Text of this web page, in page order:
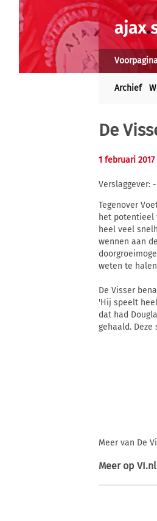
Archief
De
1 februari 2017
Verslaggever: -
Tegenover
het potentieel
heel veel
wennen aan
weten te
De Visser
'Hij speelt
dat had
gehaald.
Meer van De
Meer op VI.nl